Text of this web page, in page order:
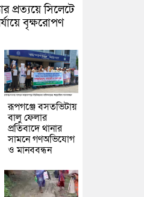
প্রত্যয়ে সিলেটে
বৃক্ষরোপণ
রূপগঞ্জে বসতভিটায়
বালু ফেলার
প্রতিবাদে থানার
সামনে গণঅভিযোগ
ও মানববন্ধন